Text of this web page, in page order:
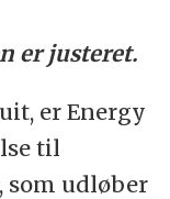
er justeret.
er Energy
til
udløber